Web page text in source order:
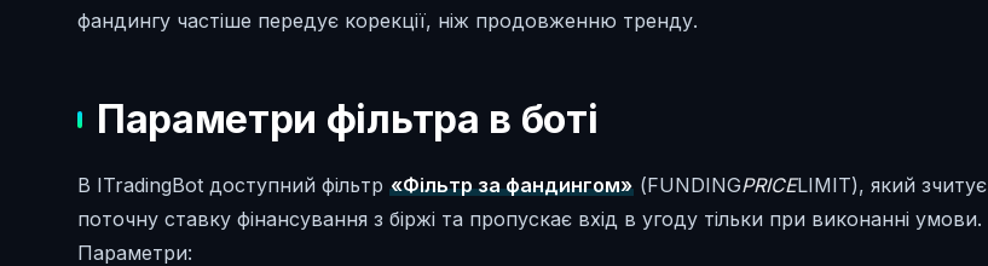
фандингу частіше передує корекції, ніж продовженню тренду.
Параметри фільтра в боті
В ITradingBot доступний фільтр «Фільтр за фандингом»(FUNDINGPRICELIMIT), який зчитує
поточну ставку фінансування з біржі та пропускає вхід в угоду тільки при виконанні умови.
Параметри: